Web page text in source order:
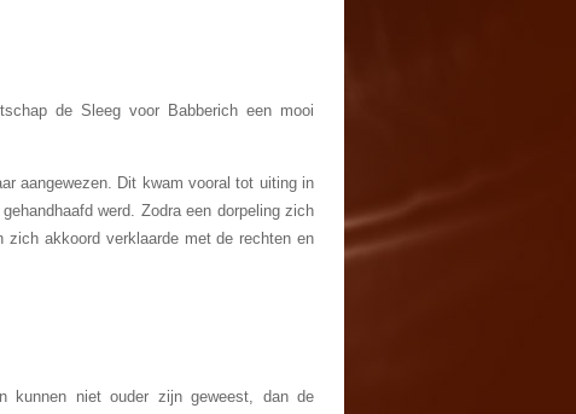
de Sleeg voor Babberich een mooi
aangewezen. Dit kwam vooral tot uiting in
werd. Zodra een dorpeling zich
zich akkoord verklaarde met de rechten en
kunnen niet ouder zijn geweest, dan de